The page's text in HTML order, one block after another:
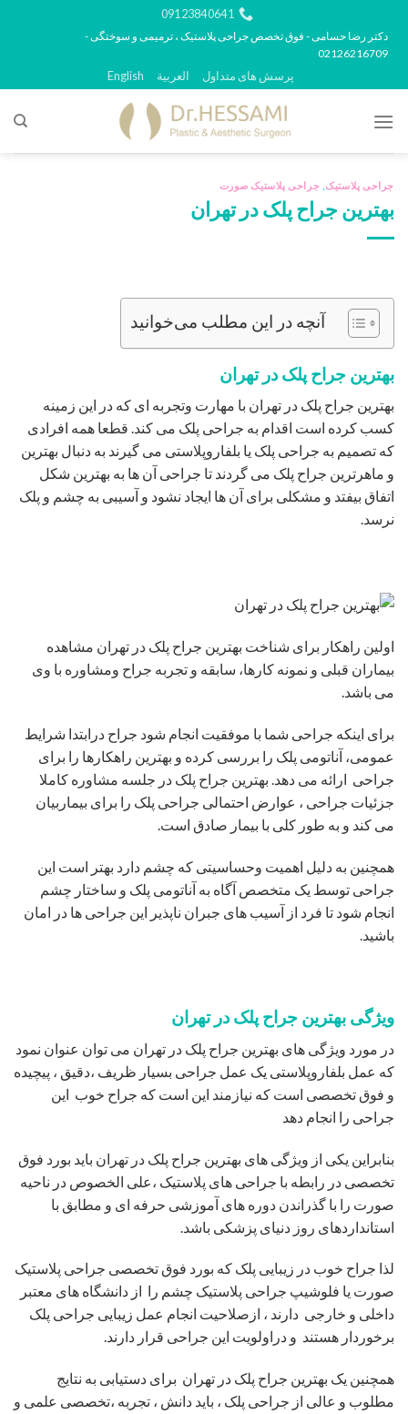
محتوا
09123840641
دکتر رضا حسامی - فوق تخصص جراحی پلاستیک ، ترمیمی و سوختگی -
02126216709
پرسش های متداول العربية English
جراحی پلاستیک جراحی پلاستیک صورت
بهترین جراح پلک در تهران
آنچه در این مطلب می‌خوانید
بهترین جراح پلک در تهران
بهترین جراح پلک در تهران با مهارت وتجربه ای که در این زمینه
کسب کرده است اقدام به جراحی پلک می کند. قطعا همه افرادی
که تصمیم به جراحی پلک یا بلفاروپلاستی می گیرند به دنبال بهترین
و ماهرترین جراح پلک می گردند تا جراحی آن ها به بهترین شکل
اتفاق بیفتد و مشکلی برای آن ها ایجاد نشود و آسیبی به چشم و پلک
نرسد.
اولین راهکار برای شناخت بهترین جراح پلک در تهران مشاهده
بیماران قبلی و نمونه کارها، سابقه و تجربه جراح ومشاوره با وی
می باشد.
برای اینکه جراحی شما با موفقیت انجام شود جراح درابتدا شرایط
عمومی، آناتومی پلک را بررسی کرده و بهترین راهکارها را برای
جراحی ارائه می دهد. بهترین جراح پلک در جلسه مشاوره کاملا
جزئیات جراحی ، عوارض احتمالی جراحی پلک را برای بیماربیان
می کند و به طور کلی با بیمار صادق است.
همچنین به دلیل اهمیت وحساسیتی که چشم دارد بهتر است این
جراحی توسط یک متخصص آگاه به آناتومی پلک و ساختار چشم
انجام شود تا فرد از آسیب های جبران ناپذیر این جراحی ها در امان
باشید.
ویژگی بهترین جراح پلک در تهران
در مورد ویژگی های بهترین جراح پلک در تهران می توان عنوان نمود
که عمل بلفاروپلاستی یک عمل جراحی بسیار ظریف ،دقیق ، پیچیده
و فوق تخصصی است که نیازمند این است که جراح خوب این
جراحی را انجام دهد
بنابراین یکی از ویژگی های بهترین جراح پلک در تهران باید بورد فوق
تخصصی در رابطه با جراحی های پلاستیک ،علی الخصوص در ناحیه
صورت را با گذراندن دوره های آموزشی حرفه ای و مطابق با
استانداردهای روز دنیای پزشکی باشد.
لذا جراح خوب در زیبایی پلک که بورد فوق تخصصی جراحی پلاستیک
صورت یا فلوشیپ جراحی پلاستیک چشم را از دانشگاه های معتبر
داخلی و خارجی دارند ، ازصلاحیت انجام عمل زیبایی جراحی پلک
برخوردار هستند و دراولویت این جراحی قرار دارند.
همچنین یک بهترین جراح پلک در تهران برای دستیابی به نتایج
مطلوب و عالی از جراحی پلک ، باید دانش ، تجربه ،تخصصی علمی و